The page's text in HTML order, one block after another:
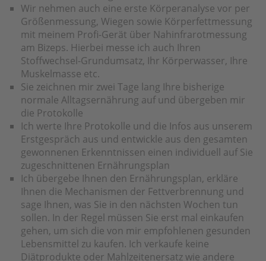
Wir nehmen auch eine erste Körperanalyse vor per
Größenmessung, Wiegen sowie Körperfettmessung
mit meinem Profi-Gerät über Nahinfrarotmessung
am Bizeps. Hierbei messe ich auch Ihren
Stoffwechsel-Grundumsatz, Ihr Körperwasser, Ihre
Muskelmasse etc.
Sie zeichnen mir zwei Tage lang Ihre bisherige
normale Alltagsernährung auf und übergeben mir
die Protokolle
Ich werte Ihre Protokolle und die Infos aus unserem
Erstgespräch aus und entwickle aus den gesamten
gewonnenen Erkenntnissen einen individuell auf Sie
zugeschnittenen Ernährungsplan
Ich übergebe Ihnen den Ernährungsplan, erkläre
Ihnen die Mechanismen der Fettverbrennung und
sage Ihnen, was Sie in den nächsten Wochen tun
sollen. In der Regel müssen Sie erst mal einkaufen
gehen, um sich die von mir empfohlenen gesunden
Lebensmittel zu kaufen. Ich verkaufe keine
Diätprodukte oder Mahlzeitenersatz wie andere